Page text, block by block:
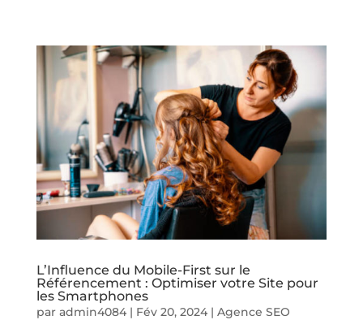
L’Influence du Mobile-First sur le
Référencement : Optimiser votre Site pour
les Smartphones
par admin4084| Fév 20, 2024| Agence SEO